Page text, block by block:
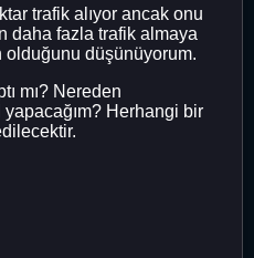
trafik alıyor ancak onu
daha fazla trafik almaya
olduğunu düşünüyorum.
mı? Nereden
yapacağım? Herhangi bir